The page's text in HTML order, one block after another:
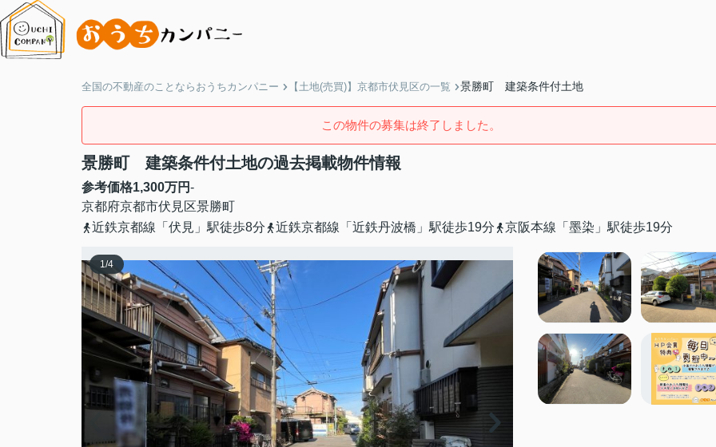
全国の不動産のことならおうちカンパニー 【土地(売買)】京都市伏見区の一覧 景勝町 建築条件付土地
この物件の募集は終了しました。
景勝町 建築条件付土地の過去掲載物件情報
参考価格1,300万円-
京都府京都市伏見区景勝町
近鉄京都線「伏見」駅徒歩8分
近鉄京都線「近鉄丹波橋」駅徒歩19分 京阪本線「墨染」駅徒歩19分
1/4